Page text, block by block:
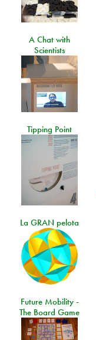
A Chat with
Scientists
Tipping Point
La GRAN pelota
Future Mobility -
The Board Game